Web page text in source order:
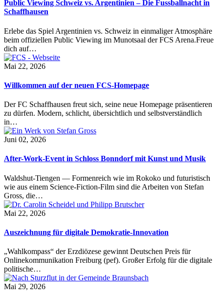
Public Viewing Schweiz vs. Argentinien – Die Fussballnacht in
Schaffhausen
Erlebe das Spiel Argentinien vs. Schweiz in einmaliger Atmosphäre
beim offiziellen Public Viewing im Munotsaal der FCS Arena.Freue
dich auf…
Mai 22, 2026
Willkommen auf der neuen FCS-Homepage
Der FC Schaffhausen freut sich, seine neue Homepage präsentieren
zu dürfen. Modern, schlicht, übersichtlich und selbstverständlich
in…
Juni 02, 2026
After-Work-Event in Schloss Bonndorf mit Kunst und Musik
Waldshut-Tiengen — Formenreich wie im Rokoko und futuristisch
wie aus einem Science-Fiction-Film sind die Arbeiten von Stefan
Gross, die…
Mai 22, 2026
Auszeichnung für digitale Demokratie-Innovation
„Wahlkompass“ der Erzdiözese gewinnt Deutschen Preis für
Onlinekommunikation Freiburg (pef). Großer Erfolg für die digitale
politische…
Mai 29, 2026